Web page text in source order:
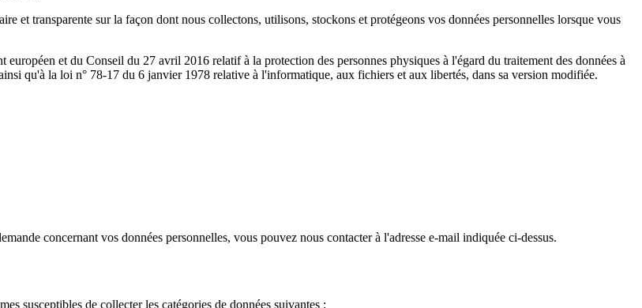
et transparente sur la façon dont nous collectons, utilisons, stockons et protégeons vos données personnelles lorsque vous
et du Conseil du 27 avril 2016 relatif à la protection des personnes physiques à l'égard du traitement des données à
qu'à la loi n° 78-17 du 6 janvier 1978 relative à l'informatique, aux fichiers et aux libertés, dans sa version modifiée.
concernant vos données personnelles, vous pouvez nous contacter à l'adresse e-mail indiquée ci-dessus.
susceptibles de collecter les catégories de données suivantes :